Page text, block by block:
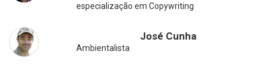
especialização em Copywriting
José Cunha
Ambientalista